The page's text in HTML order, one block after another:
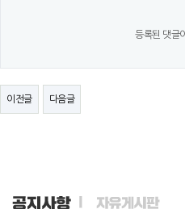
등록된 댓글
이전글 다음글